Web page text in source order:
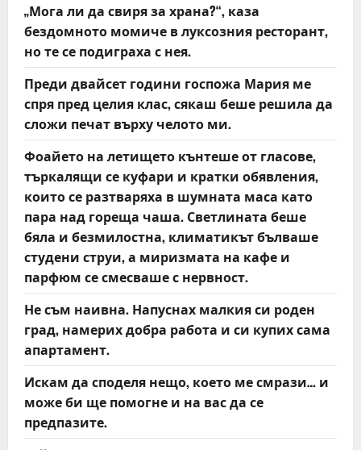
„Мога ли да свиря за храна?“, каза
бездомното момиче в луксозния ресторант,
но те се подиграха с нея.
Преди двайсет години госпожа Мария ме
спря пред целия клас, сякаш беше решила да
сложи печат върху челото ми.
Фоайето на летището кънтеше от гласове,
търкалящи се куфари и кратки обявления,
които се разтваряха в шумната маса като
пара над гореща чаша. Светлината беше
бяла и безмилостна, климатикът бълваше
студени струи, а миризмата на кафе и
парфюм се смесваше с нервност.
Не съм наивна. Напуснах малкия си роден
град, намерих добра работа и си купих сама
апартамент.
Искам да споделя нещо, което ме смрази… и
може би ще помогне и на вас да се
предпазите.